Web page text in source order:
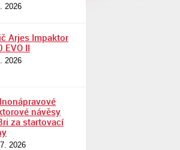
2026
Arjes Impaktor
EVO II
2026
návěsy
za startovací
2026